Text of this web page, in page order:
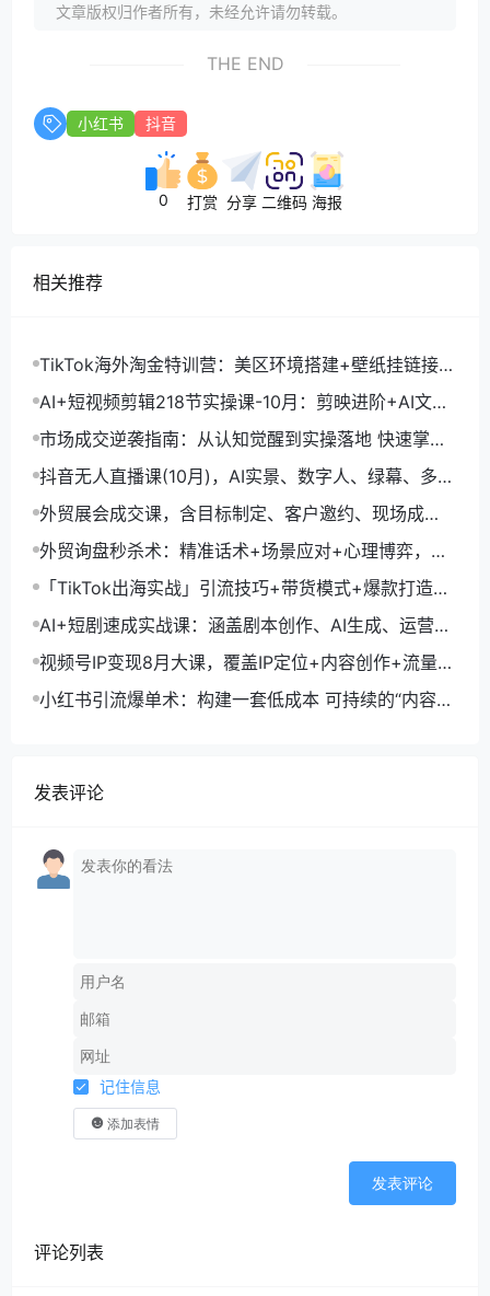
文章版权归作者所有，未经允许请勿转载。
THE END
小红书 抖音
0 打赏 分享 二维码 海报
相关推荐
TikTok海外淘金特训营：美区环境搭建+壁纸挂链接
+剪映数字人，月入1.5万
AI+短视频剪辑218节实操课-10月：剪映进阶+AI文案
生成+账号运营，月入2万
市场成交逆袭指南：从认知觉醒到实操落地 快速掌握
市场开拓与成交核心能力
抖音无人直播课(10月)，AI实景、数字人、绿幕、多种
玩法、24小时自动盈利
外贸展会成交课，含目标制定、客户邀约、现场成
交，系统化SOP提升参展ROI
外贸询盘秒杀术：精准话术+场景应对+心理博弈，单
月询盘转化率提升200%
「TikTok出海实战」引流技巧+带货模式+爆款打造，
单月变现10万+秘籍
AI+短剧速成实战课：涵盖剧本创作、AI生成、运营变
现，单部剧收益破万
视频号IP变现8月大课，覆盖IP定位+内容创作+流量获
取+合规运营+商业转化
小红书引流爆单术：构建一套低成本 可持续的“内容-
发表评论
记住信息
添加表情
发表评论
评论列表